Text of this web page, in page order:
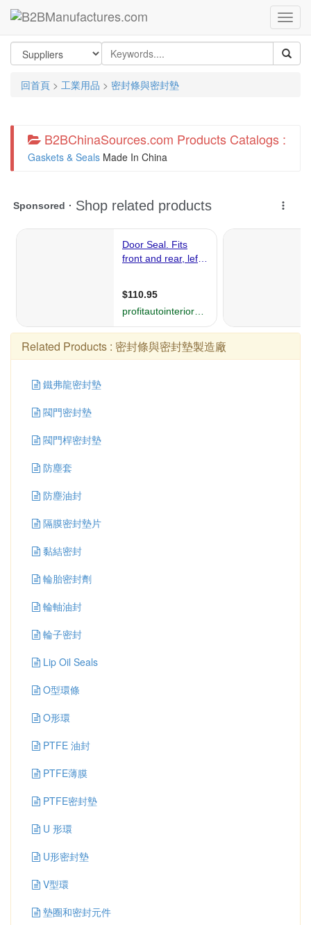
回首頁 > 工業用品 > 密封條與密封墊
B2BChinaSources.com Products Catalogs :
Gaskets & Seals Made In China
Related Products : 密封條與密封墊製造廠
鐵弗龍密封墊
閥門密封墊
閥門桿密封墊
防塵套
防塵油封
隔膜密封墊片
黏結密封
輪胎密封劑
輪軸油封
輪子密封
Lip Oil Seals
O型環條
O形環
PTFE 油封
PTFE薄膜
PTFE密封墊
U 形環
U形密封墊
V型環
墊圈和密封元件